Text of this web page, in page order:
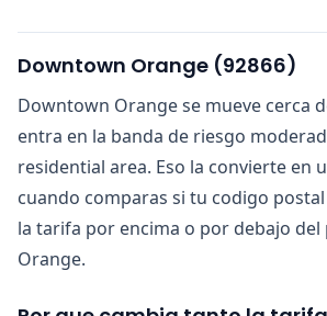
Downtown Orange (92866)
Downtown Orange se mueve cerca
entra en la banda de riesgo
residential area. Eso la convierte en
cuando comparas si tu codigo
la tarifa por encima o por debajo
Orange.